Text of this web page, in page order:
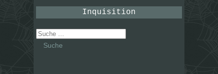
Inquisition
Suche
nach: